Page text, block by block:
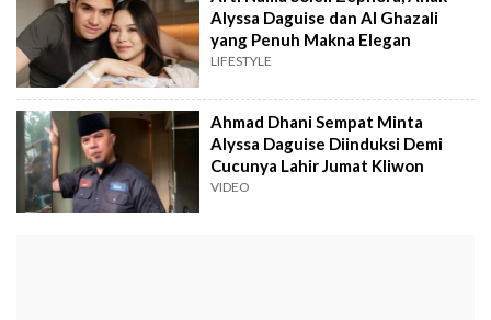
Alyssa Daguise dan Al Ghazali
yang Penuh Makna Elegan
LIFESTYLE
Ahmad Dhani Sempat Minta
Alyssa Daguise Diinduksi Demi
Cucunya Lahir Jumat Kliwon
VIDEO